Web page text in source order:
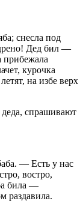
снесла под
Дед бил —
прибежала
курочка
на избе верх
спрашивают
— Есть у нас
востро,
била —
раздавила.